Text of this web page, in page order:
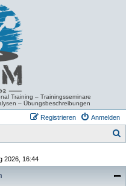
Training – Trainingsseminare
– Übungsbeschreibungen
Anmelden
Registrieren
2026, 16:44